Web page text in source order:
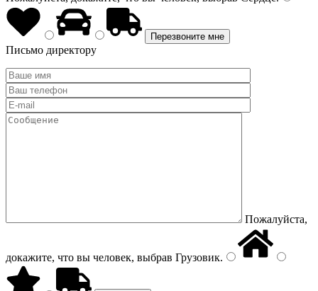
Письмо директору
Пожалуйста,
докажите, что вы человек, выбрав Грузовик.